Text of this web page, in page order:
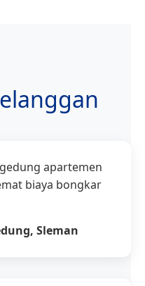
apartemen
biaya bongkar
Sleman